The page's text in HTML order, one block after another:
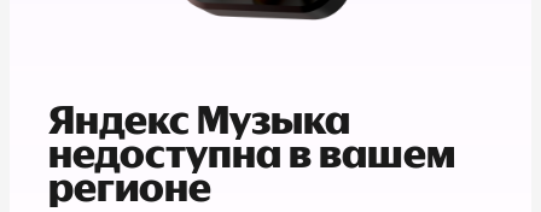
Яндекс Музыка
недоступна в вашем
регионе